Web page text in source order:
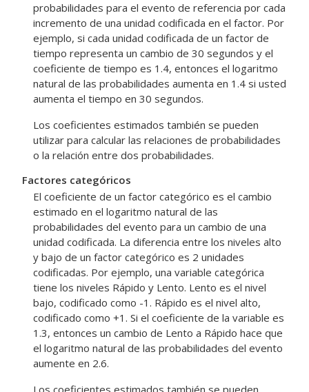
probabilidades para el evento de referencia por cada
incremento de una unidad codificada en el factor. Por
ejemplo, si cada unidad codificada de un factor de
tiempo representa un cambio de 30 segundos y el
coeficiente de tiempo es 1.4, entonces el logaritmo
natural de las probabilidades aumenta en 1.4 si usted
aumenta el tiempo en 30 segundos.
Los coeficientes estimados también se pueden
utilizar para calcular las relaciones de probabilidades
o la relación entre dos probabilidades.
Factores categóricos
El coeficiente de un factor categórico es el cambio
estimado en el logaritmo natural de las
probabilidades del evento para un cambio de una
unidad codificada. La diferencia entre los niveles alto
y bajo de un factor categórico es 2 unidades
codificadas. Por ejemplo, una variable categórica
tiene los niveles Rápido y Lento. Lento es el nivel
bajo, codificado como -1. Rápido es el nivel alto,
codificado como +1. Si el coeficiente de la variable es
1.3, entonces un cambio de Lento a Rápido hace que
el logaritmo natural de las probabilidades del evento
aumente en 2.6.
Los coeficientes estimados también se pueden